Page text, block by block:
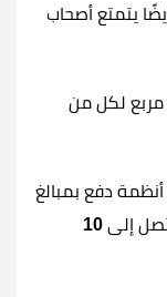
يتمتع أصحاب
مربع لكل من
دفع بمبالغ
إلى 10